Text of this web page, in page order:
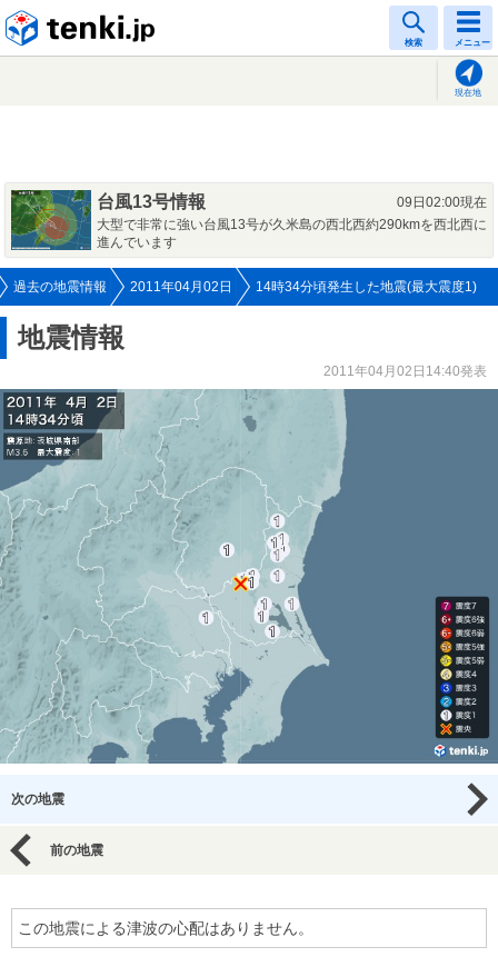
検索 メニュー
現在地
台風13号情報
09日02:00現在
大型で非常に強い台風13号が久米島の西北西約290kmを西北西に
進んでいます
過去の地震情報 2011年04月02日 14時34分頃発生した地震(最大震度1)
地震情報
2011年04月02日14:40発表
次の地震
前の地震
この地震による津波の心配はありません。